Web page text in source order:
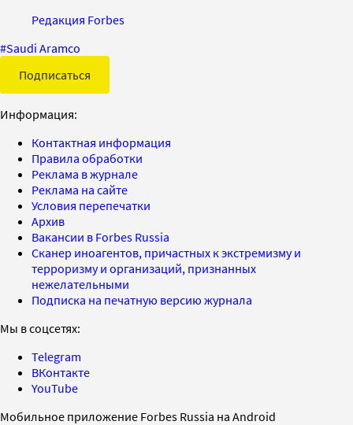
Редакция Forbes
#Saudi Aramco
Подписаться
Информация:
Контактная информация
Правила обработки
Реклама в журнале
Реклама на сайте
Условия перепечатки
Архив
Вакансии в Forbes Russia
Сканер иноагентов, причастных к экстремизму и
терроризму и организаций, признанных
нежелательными
Подписка на печатную версию журнала
Мы в соцсетях:
Telegram
ВКонтакте
YouTube
Мобильное приложение Forbes Russia на Android